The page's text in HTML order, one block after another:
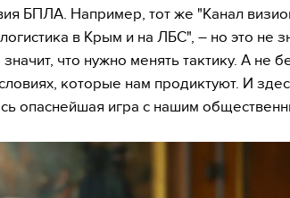
БПЛА. Например, тот же "Канал
в Крым и на ЛБС", – но это не
что нужно менять тактику. А не
которые нам продиктуют. И
опаснейшая игра с нашим